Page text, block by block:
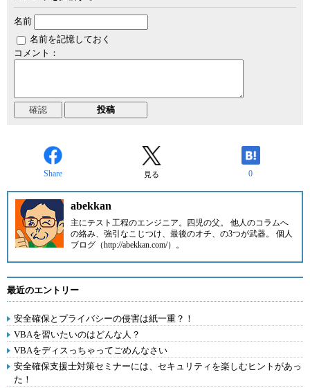
名前
名前を記憶しておく
コメント：
Share 見る 0
abekkan
主にテスト工程のエンジニア。四児の父。 他人のコラムへ
の絡み、強引なこじつけ、最後のオチ、の3つが武器。 個人
ブログ（http://abekkan.com/）。
最近のエントリー
安全確保とプライバシーの侵害は紙一重？！
VBAを習いたいのはどんな人？
VBAをディスっちゃってごめんなさい
安全確保支援士対策セミナーには、セキュリティを楽しむヒントがあっ
た！